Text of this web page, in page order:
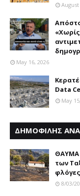
August
May 16, 2026
Data
May
ΔΗΜΟΦΙΛΗΣ
ΘΑΥΜΑ
των
φλόγες
8/03/